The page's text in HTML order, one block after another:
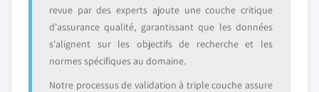
revue par des experts ajoute une couche critique
d'assurance qualité, garantissant que les données
s'alignent sur les objectifs de recherche et les
normes spécifiques au domaine.
Notre processus de validation à triple couche assure